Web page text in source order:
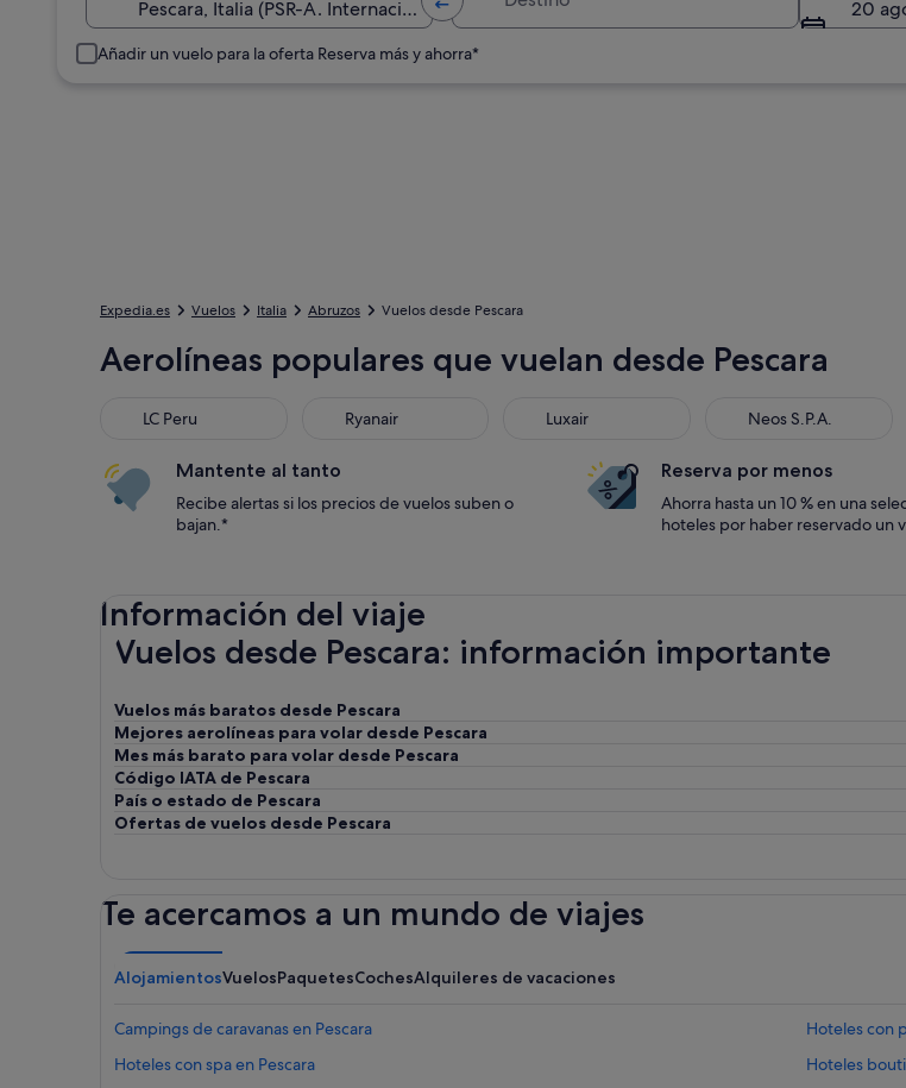
20
Añadir un vuelo para la oferta Reserva más y ahorra*
Expedia.es Vuelos Italia Abruzos Vuelos desde Pescara
Aerolíneas populares que vuelan desde Pescara
LC Peru Ryanair Luxair Neos S.P.A.
Mantente al tanto
Recibe alertas si los precios de vuelos suben o
bajan.*
Reserva por menos
Ahorra hasta un 10 % en una
hoteles por haber reservado un
Información del viaje
Vuelos desde Pescara: información importante
Vuelos más baratos desde Pescara
Mejores aerolíneas para volar desde Pescara
Mes más barato para volar desde Pescara
Código IATA de Pescara
País o estado de Pescara
Ofertas de vuelos desde Pescara
Te acercamos a un mundo de viajes
AlojamientosVuelosPaquetesCochesAlquileres de vacaciones
Campings de caravanas en Pescara
Hoteles con
Hoteles con spa en Pescara
Hoteles